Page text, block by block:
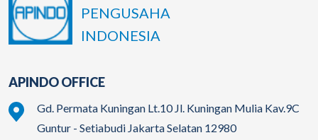
PENGUSAHA
INDONESIA
APINDO OFFICE
Gd. Permata Kuningan Lt.10 Jl. Kuningan Mulia Kav.9C
Guntur - Setiabudi Jakarta Selatan 12980